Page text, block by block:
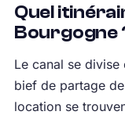
Quel
Bourgogne
Le canal se
bief de partage
location se